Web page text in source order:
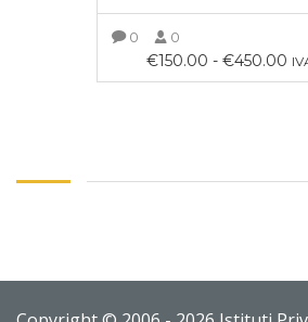
0 0
€150.00 - €450.00